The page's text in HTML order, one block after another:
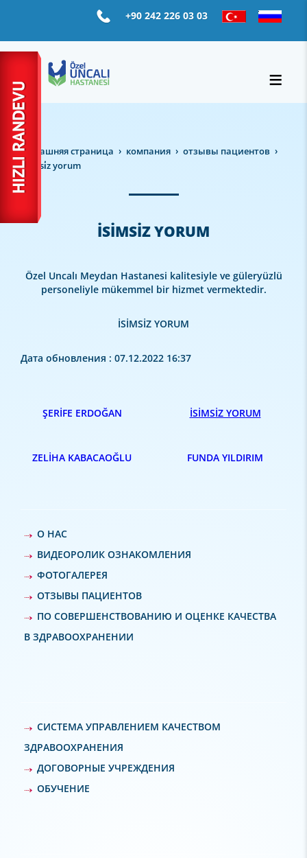
+90 242 226 03 03
домашняя страница компания
отзывы пациентов
i̇si̇msi̇z yorum
İSİMSİZ YORUM
Özel Uncalı Meydan Hastanesi kalitesiyle ve güleryüzlü
personeliyle mükemmel bir hizmet vermektedir.
İSİMSİZ YORUM
Дата обновления : 07.12.2022 16:37
ŞERİFE ERDOĞAN İSİMSİZ YORUM
ZELİHA KABACAOĞLU FUNDA YILDIRIM
О НАС
ВИДЕОРОЛИК ОЗНАКОМЛЕНИЯ
ФОТОГАЛЕРЕЯ
ОТЗЫВЫ ПАЦИЕНТОВ
ПО СОВЕРШЕНСТВОВАНИЮ И ОЦЕНКЕ КАЧЕСТВА
В ЗДРАВООХРАНЕНИИ
СИСТЕМА УПРАВЛЕНИЕМ КАЧЕСТВОМ
ЗДРАВООХРАНЕНИЯ
ДОГОВОРНЫЕ УЧРЕЖДЕНИЯ
ОБУЧЕНИЕ